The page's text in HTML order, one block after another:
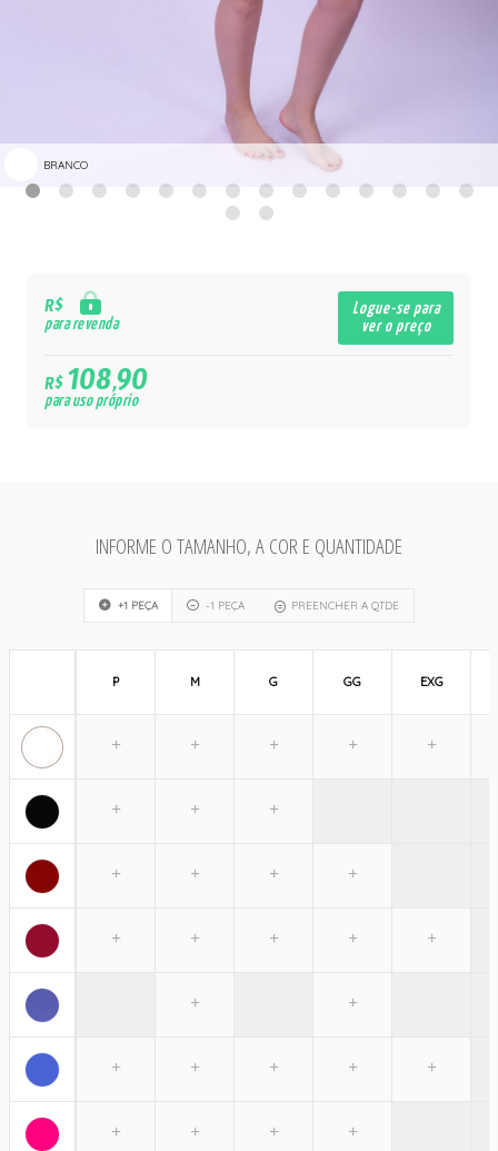
BRANCO
R$
para revenda
Logue-se para
ver o preço
R$108,90
para uso próprio
INFORME O TAMANHO, A COR E QUANTIDADE
+1 PEÇA -1 PEÇA PREENCHER A QTDE
P M G GG EXG